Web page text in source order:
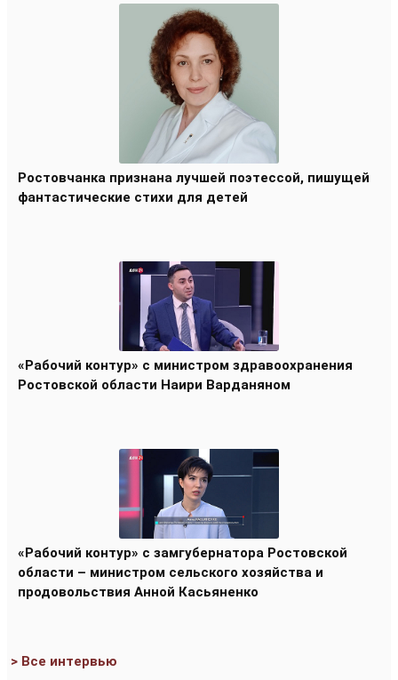
Ростовчанка признана лучшей поэтессой, пишущей
фантастические стихи для детей
«Рабочий контур» с министром здравоохранения
Ростовской области Наири Варданяном
«Рабочий контур» с замгубернатора Ростовской
области – министром сельского хозяйства и
продовольствия Анной Касьяненко
> Все интервью